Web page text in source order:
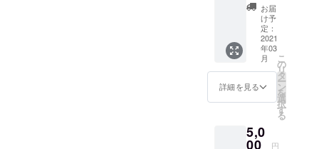
するこ
とにな
りま
す。
クト終
了後お
手元に
「レト
ルト引
をお送
りしま
た、レ
トルト
そのも
のは完
成次
第、
「レト
ルト引
号」に
則して
お送り
メール
アドレ
スを必
ずご明
記くだ
さい。
ジェク
ト終了
「レト
ルト引
来上が
り次
第、送
料込み
でお届
しま
す。 お
名前、
メール
アドレ
学体験
が記さ
れてい
ます。
モスク
ワのカ
フェな
ど色々
も含ま
れてい
トルト
引換券
３枚と
ブルガ
リアの
薔薇
ジャム
１個と
オリジ
ナルマ
リョー
シカ手
お届
け予
定：
2021
年03
月
詳細を見る
こ
の
リ
タ
ー
ン
を
選
択
す
る
5,0
00 円